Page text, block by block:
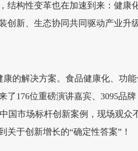
结构性变革也在加速到来：健
新、生态协同共同驱动产业升
的解决方案。食品健康化、功
176位重磅演讲嘉宾、3095品
国市场标杆创新案例，现场观
于创新增长的“确定性答案”！